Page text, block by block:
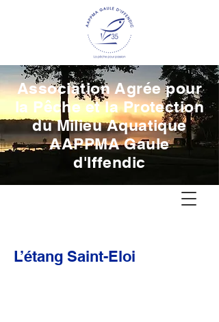
Association Agrée pour
la Pêche et la Protection
du Milieu Aquatique
AAPPMA Gaule
d'Iffendic
L’étang Saint-Eloi